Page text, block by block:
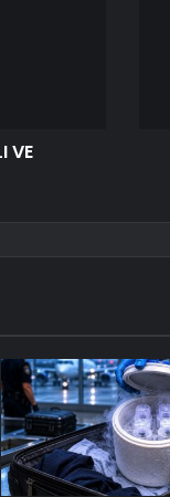
VE